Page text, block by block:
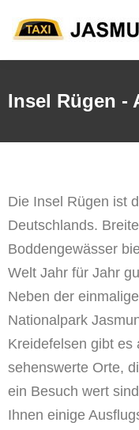
Insel Rügen -
Die Insel Rügen ist
Deutschlands.
Boddengewässer
Welt Jahr für Jahr
Neben der
Nationalpark
Kreidefelsen gibt es
sehenswerte Orte,
ein Besuch wert
Ihnen einige